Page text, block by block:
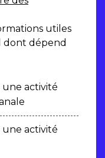
utiles
dont dépend
une activité
une activité